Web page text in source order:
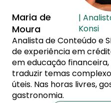
Maria de
Moura
|
Konsi
Analista de Conteúdo e
de experiência em
em educação
traduzir temas
úteis. Nas horas livres,
gastronomia.